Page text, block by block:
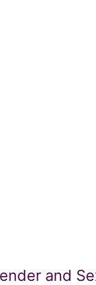
and